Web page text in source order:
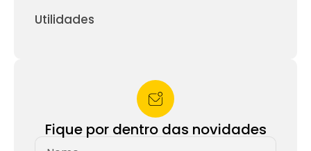
Utilidades
Fique por dentro das novidades